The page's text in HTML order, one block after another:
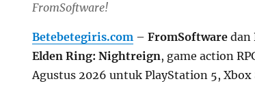
FromSoftware!
Betebetegiris.com– FromSoftwaredan
Elden Ring: Nightreign, game action
Agustus 2026 untuk PlayStation 5, Xbox